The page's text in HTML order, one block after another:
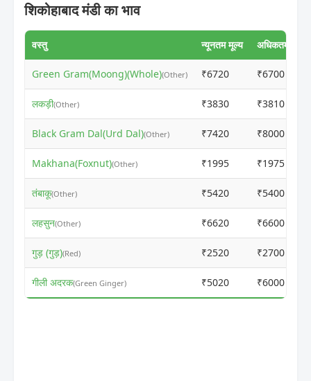
शिकोहाबाद मंडी का भाव
वस्तु न्यूनतम मूल्य अधिकतम मूल्य
Green Gram(Moong)(Whole)(Other) ₹6720 ₹6700
लकड़ी(Other) ₹3830 ₹3810
Black Gram Dal(Urd Dal)(Other) ₹7420 ₹8000
Makhana(Foxnut)(Other) ₹1995 ₹1975
तंबाकू(Other) ₹5420 ₹5400
लहसुन(Other) ₹6620 ₹6600
गुड़ (गुड़)(Red) ₹2520 ₹2700
गीली अदरक(Green Ginger) ₹5020 ₹6000